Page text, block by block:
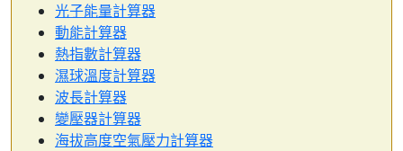
光子能量計算器
動能計算器
熱指數計算器
濕球溫度計算器
波長計算器
變壓器計算器
海拔高度空氣壓力計算器